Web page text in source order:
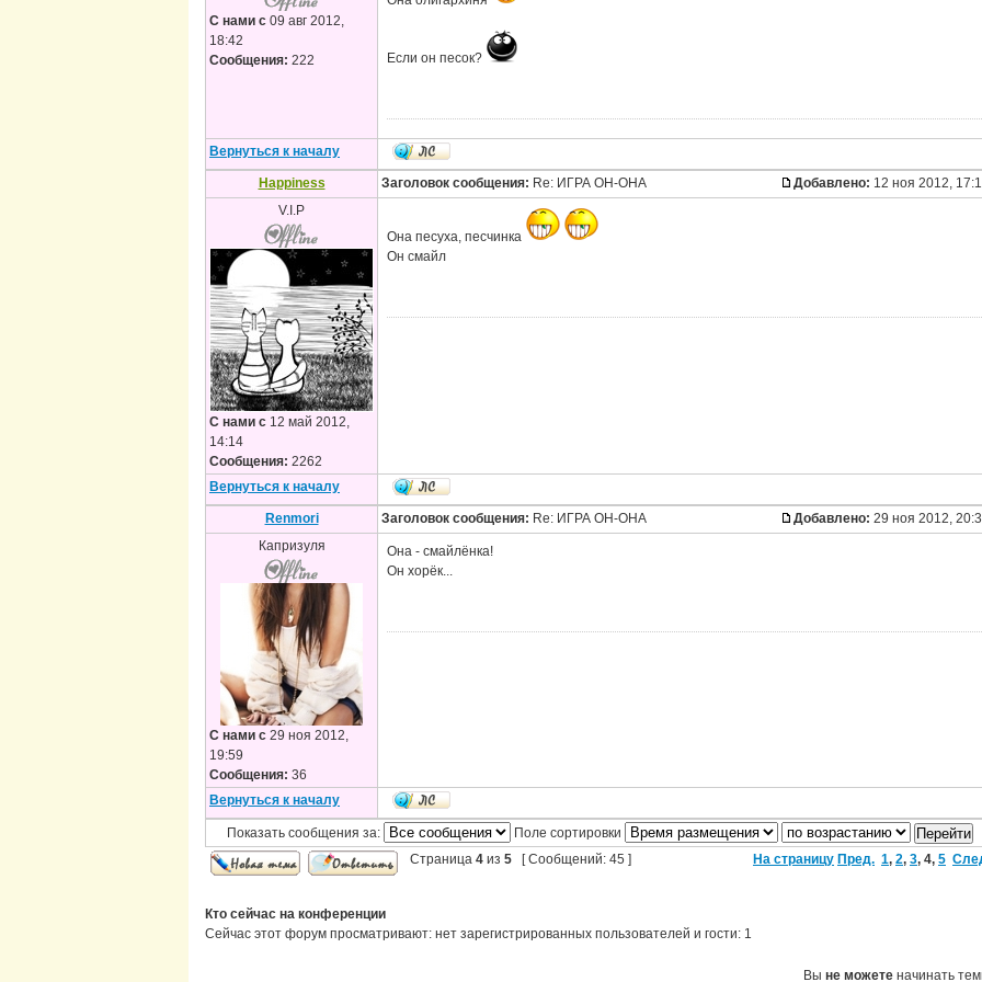
С нами с 09 авг 2012,
18:42
Сообщения: 222 Если он песок?
Вернуться к началу
Happiness Заголовок сообщения: Re: ИГРА ОН-ОНА Добавлено: 12 ноя 2012,
V.I.P
С нами с 12 май 2012,
14:14
Сообщения: 2262
Она песуха, песчинка
Он смайл
Вернуться к началу
Renmori Заголовок сообщения: Re: ИГРА ОН-ОНА Добавлено: 29 ноя 2012,
Капризуля
С нами с 29 ноя 2012,
19:59
Сообщения: 36
Она - смайлёнка!
Он хорёк...
Вернуться к началу
Показать сообщения за:
Поле сортировки
Страница 4 из 5 [ Сообщений: 45 ] На страницу Пред. 1, 2, 3, 4, 5
Кто сейчас на конференции
Сейчас этот форум просматривают: нет зарегистрированных пользователей и гости: 1
Вы не можете начинать